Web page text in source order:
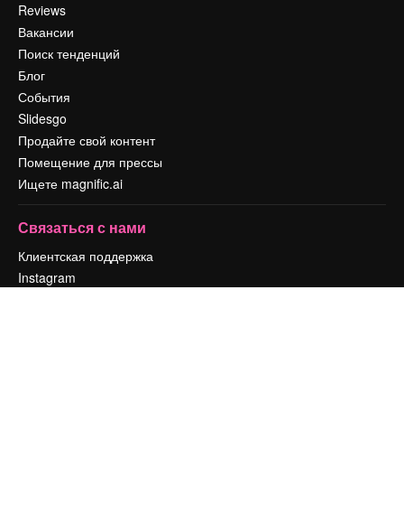
Reviews
Вакансии
Поиск тенденций
Блог
События
Slidesgo
Продайте свой контент
Помещение для прессы
Ищете magnific.ai
Связаться с нами
Клиентская поддержка
Instagram